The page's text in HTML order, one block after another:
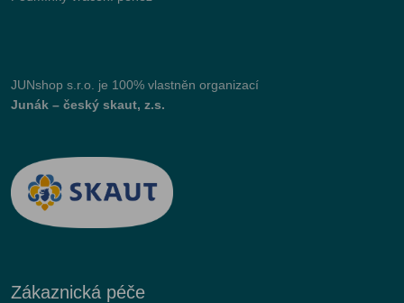
JUNshop s.r.o.
je 100% vlastněn organizací
Junák – český skaut, z.s.
Zákaznická péče